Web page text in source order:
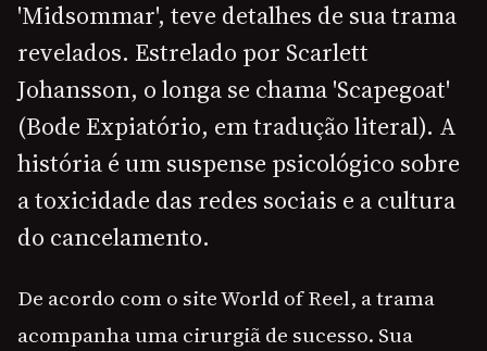
'Midsommar', teve detalhes de sua trama
revelados. Estrelado por Scarlett
Johansson, o longa se chama 'Scapegoat'
(Bode Expiatório, em tradução literal). A
história é um suspense psicológico sobre
a toxicidade das redes sociais e a cultura
do cancelamento.
De acordo com o site World of Reel, a trama
acompanha uma cirurgiã de sucesso. Sua